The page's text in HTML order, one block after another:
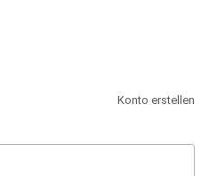
Konto erstellen